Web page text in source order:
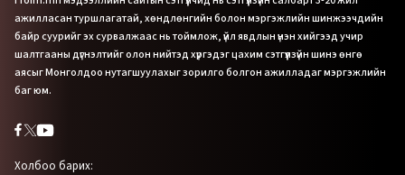
ажилласан туршлагатай, хөндлөнгийн болон мэргэжлийн шинжээчдийн
байр суурийг эх сурвалжаас нь тоймлож, үйл явдлын үнэн хийгээд учир
шалтгааны дүгнэлтийг олон нийтэд хүргэдэг цахим сэтгүүлзүйн шинэ өнгө
аясыг Монголдоо нутагшуулахыг зорилго болгон ажилладаг мэргэжлийн
баг юм.
Холбоо барих: